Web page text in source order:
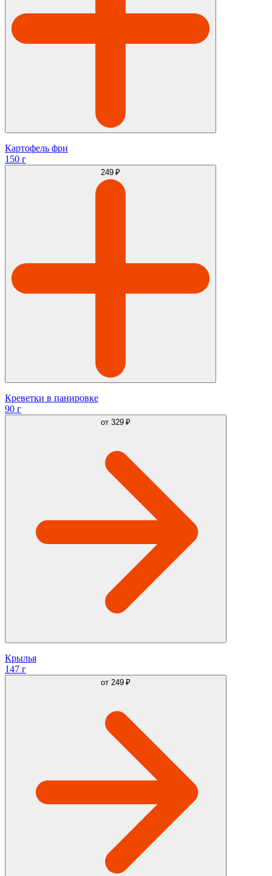
Картофель фри
150 г
249 ₽
Креветки в панировке
90 г
от 329 ₽
Крылья
147 г
от 249 ₽